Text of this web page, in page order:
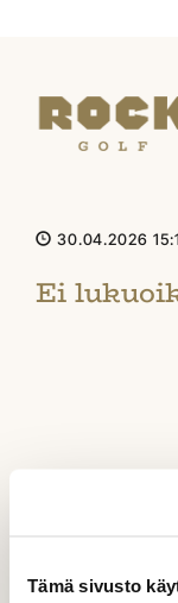
Tämä sivusto
30.04.2026
Ei